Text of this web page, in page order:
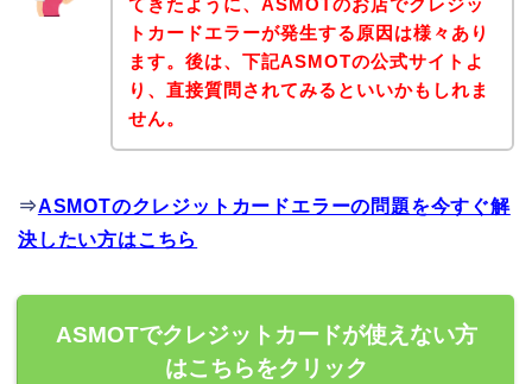
てきたように、ASMOTのお店でクレジッ
トカードエラーが発生する原因は様々あり
ます。後は、下記ASMOTの公式サイトよ
り、直接質問されてみるといいかもしれま
せん。
⇒ASMOTのクレジットカードエラーの問題を今すぐ解
決したい方はこちら
ASMOTでクレジットカードが使えない方
はこちらをクリック